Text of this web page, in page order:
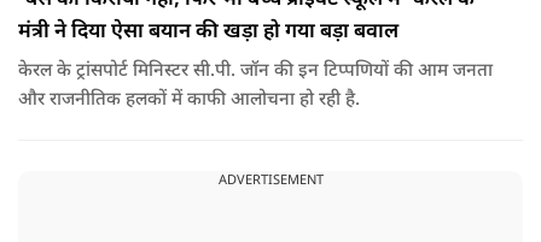
मंत्री ने दिया ऐसा बयान की खड़ा हो गया बड़ा बवाल
केरल के ट्रांसपोर्ट मिनिस्टर सी.पी. जॉन की इन टिप्पणियों की आम जनता
और राजनीतिक हलकों में काफी आलोचना हो रही है.
ADVERTISEMENT